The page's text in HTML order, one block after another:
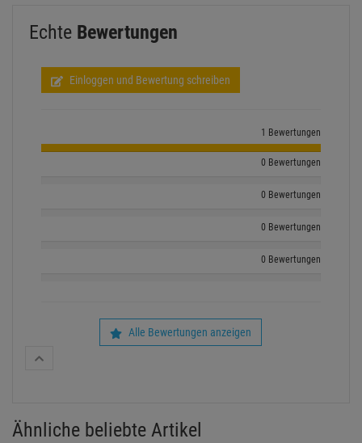
Echte Bewertungen
Einloggen und Bewertung schreiben
1 Bewertungen
0 Bewertungen
0 Bewertungen
0 Bewertungen
0 Bewertungen
Alle Bewertungen anzeigen
Ähnliche beliebte Artikel